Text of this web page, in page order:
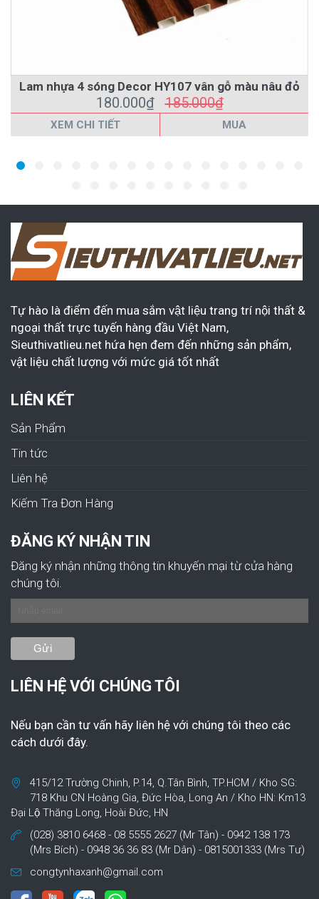
Lam nhựa 4 sóng Decor HY107 vân gỗ màu nâu đỏ
180.000₫185.000₫
XEM CHI TIẾT MUA
Tự hào là điểm đến mua sắm vật liệu trang trí nội thất &
ngoại thất trực tuyến hàng đầu Việt Nam,
Sieuthivatlieu.net hứa hẹn đem đến những sản phẩm,
vật liệu chất lượng với mức giá tốt nhất
LIÊN KẾT
Sản Phẩm
Tin tức
Liên hệ
Kiếm Tra Đơn Hàng
ĐĂNG KÝ NHẬN TIN
Đăng ký nhận những thông tin khuyến mại từ cửa hàng
chúng tôi.
LIÊN HỆ VỚI CHÚNG TÔI
Nếu bạn cần tư vấn hãy liên hệ với chúng tôi theo các
cách dưới đây.
415/12 Trường Chinh, P.14, Q.Tân Bình, TP.HCM / Kho SG:
718 Khu CN Hoàng Gia, Đức Hòa, Long An / Kho HN: Km13
Đại Lộ Thăng Long, Hoài Đức, HN
(028) 3810 6468 - 08 5555 2627 (Mr Tân) - 0942 138 173
(Mrs Bích) - 0948 36 36 83 (Mr Dân) - 0815001333 (Mrs Tư)
congtynhaxanh@gmail.com